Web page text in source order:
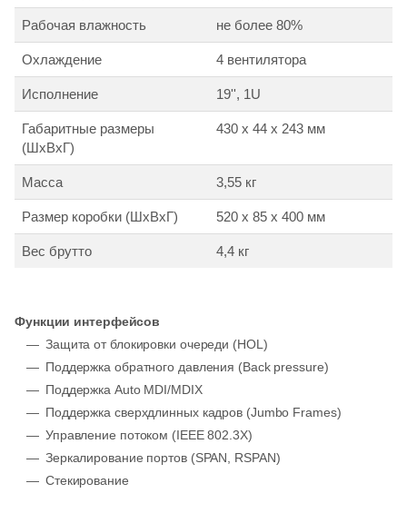
Рабочая влажность не более 80%
Охлаждение 4 вентилятора
Исполнение 19'', 1U
Габаритные размеры
(ШxВxГ)
430 x 44 x 243 мм
Масса 3,55 кг
Размер коробки (ШхВхГ) 520 x 85 x 400 мм
Вес брутто 4,4 кг
Функции интерфейсов
Защита от блокировки очереди (HOL)
Поддержка обратного давления (Back pressure)
Поддержка Auto MDI/MDIX
Поддержка сверхдлинных кадров (Jumbo Frames)
Управление потоком (IEEE 802.3X)
Зеркалирование портов (SPAN, RSPAN)
Стекирование